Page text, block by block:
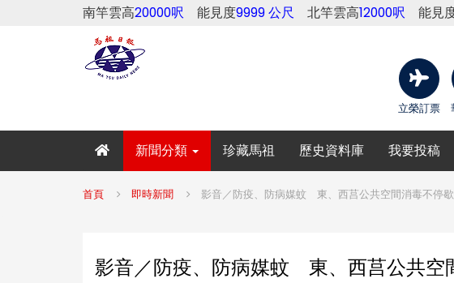
南竿雲高20000呎 能見度9999 公尺 北竿雲高12000呎 能見
立榮訂票
新聞分類 珍藏馬祖 歷史資料庫 我要投稿
首頁 即時新聞 影音／防疫、防病媒蚊 東、西莒公共空間消毒不停
影音／防疫、防病媒蚊 東、西莒公共空